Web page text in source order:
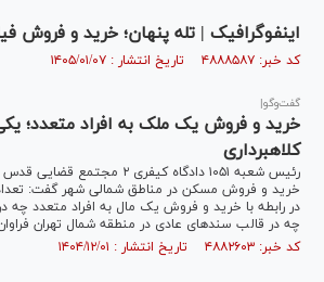
اینفوگرافیک | تله پنهان؛ خرید و فروش
کد خبر: ۴۸۸۸۵۸۷ تاریخ انتشار : ۱۴۰۵/۰۱/۰۷
گفت‌وگو|
خرید و فروش یک ملک به افراد متعدد؛
کلاهبرداری
رئیس شعبه ۱۰۵۱ دادگاه کیفری ۲
خرید و فروش مسکن در مناطق شمالی شهر گفت: تعداد
در رابطه با خرید و فروش یک مال به افراد متعدد
چه در قالب سندهای عادی در منطقه شمال تهران
کد خبر: ۴۸۸۲۶۰۳ تاریخ انتشار : ۱۴۰۴/۱۲/۰۱